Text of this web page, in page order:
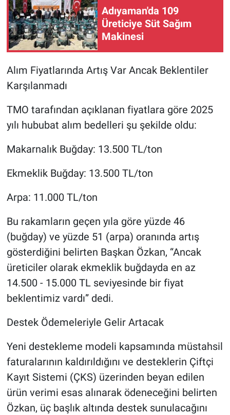
Adıyaman'da 109
Üreticiye Süt Sağım
Makinesi
Alım Fiyatlarında Artış Var Ancak Beklentiler
Karşılanmadı
TMO tarafından açıklanan fiyatlara göre 2025
yılı hububat alım bedelleri şu şekilde oldu:
Makarnalık Buğday: 13.500 TL/ton
Ekmeklik Buğday: 13.500 TL/ton
Arpa: 11.000 TL/ton
Bu rakamların geçen yıla göre yüzde 46
(buğday) ve yüzde 51 (arpa) oranında artış
gösterdiğini belirten Başkan Özkan, “Ancak
üreticiler olarak ekmeklik buğdayda en az
14.500 - 15.000 TL seviyesinde bir fiyat
beklentimiz vardı” dedi.
Destek Ödemeleriyle Gelir Artacak
Yeni destekleme modeli kapsamında müstahsil
faturalarının kaldırıldığını ve desteklerin Çiftçi
Kayıt Sistemi (ÇKS) üzerinden beyan edilen
ürün verimi esas alınarak ödeneceğini belirten
Özkan, üç başlık altında destek sunulacağını